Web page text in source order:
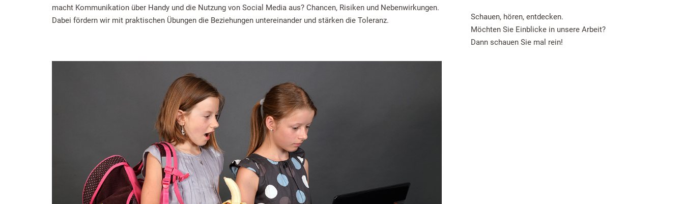
macht Kommunikation über Handy und die Nutzung von Social Media aus? Chancen, Risiken und Nebenwirkungen.
Dabei fördern wir mit praktischen Übungen die Beziehungen untereinander und stärken die Toleranz.
Schauen, hören, entdecken.
Möchten Sie Einblicke in unsere Arbeit?
Dann schauen Sie mal rein!